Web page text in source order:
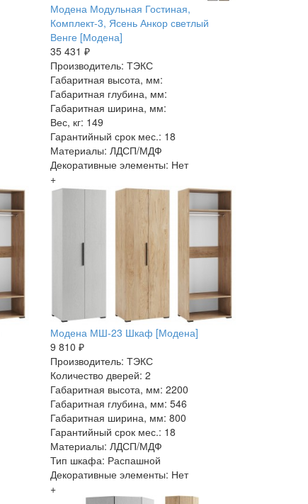
Модена Модульная Гостиная,
Комплект-3, Ясень Анкор светлый
Венге [Модена]
35 431 ₽
Производитель: ТЭКС
Габаритная высота, мм:
Габаритная глубина, мм:
Габаритная ширина, мм:
Вес, кг: 149
Гарантийный срок мес.: 18
Материалы: ЛДСП/МДФ
Декоративные элементы: Нет
+
Модена МШ-23 Шкаф [Модена]
9 810 ₽
Производитель: ТЭКС
Количество дверей: 2
Габаритная высота, мм: 2200
Габаритная глубина, мм: 546
Габаритная ширина, мм: 800
Гарантийный срок мес.: 18
Материалы: ЛДСП/МДФ
Тип шкафа: Распашной
Декоративные элементы: Нет
+